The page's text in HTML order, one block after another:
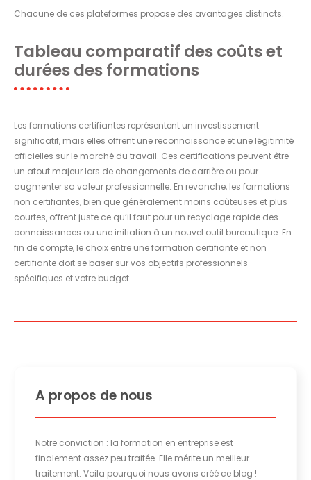
Chacune de ces plateformes propose des avantages distincts.
Tableau comparatif des coûts et
durées des formations
Les formations certifiantes représentent un investissement
significatif, mais elles offrent une reconnaissance et une légitimité
officielles sur le marché du travail. Ces certifications peuvent être
un atout majeur lors de changements de carrière ou pour
augmenter sa valeur professionnelle. En revanche, les formations
non certifiantes, bien que généralement moins coûteuses et plus
courtes, offrent juste ce qu’il faut pour un recyclage rapide des
connaissances ou une initiation à un nouvel outil bureautique. En
fin de compte, le choix entre une formation certifiante et non
certifiante doit se baser sur vos objectifs professionnels
spécifiques et votre budget.
A propos de nous
Notre conviction : la formation en entreprise est
finalement assez peu traitée. Elle mérite un meilleur
traitement. Voila pourquoi nous avons créé ce blog !